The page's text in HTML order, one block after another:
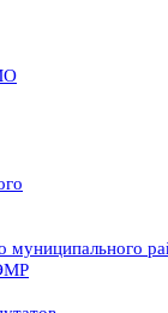
муниципального